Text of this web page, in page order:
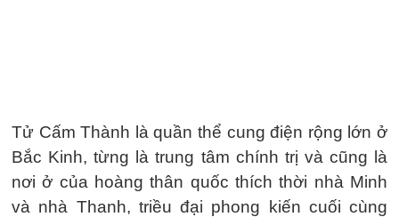
Tử Cấm Thành là quần thể cung điện rộng lớn ở
Bắc Kinh, từng là trung tâm chính trị và cũng là
nơi ở của hoàng thân quốc thích thời nhà Minh
và nhà Thanh, triều đại phong kiến cuối cùng